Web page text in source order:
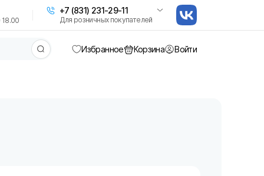
+7 (831) 231-29-11
Для розничных покупателей
Избранное Корзина Войти